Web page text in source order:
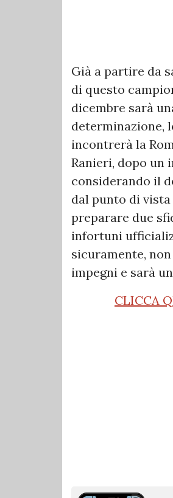
Già a partire da
di questo
dicembre sarà
determinazione,
incontrerà la
Ranieri, dopo un
considerando il
dal punto di
preparare due
infortuni
sicuramente,
impegni e sarà
CLICCA